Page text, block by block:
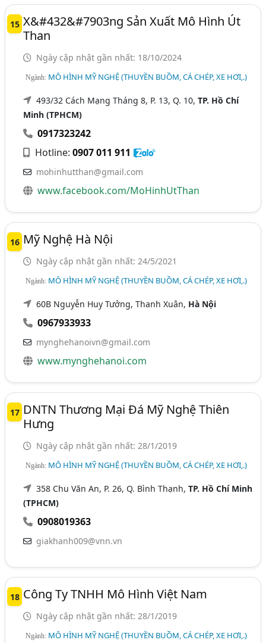
15 X&#432&#7903ng Sản Xuất Mô Hình Út
Than
Ngày cập nhật gần nhất: 18/10/2024
Ngành: MÔ HÌNH MỸ NGHỆ (THUYỀN BUỒM, CÁ CHÉP, XE HƠI,.)
493/32 Cách Mạng Tháng 8, P. 13, Q. 10,TP. Hồ Chí
Minh (TPHCM)
0917323242
Hotline:0907 011 911
mohinhutthan@gmail.com
www.facebook.com/MoHinhUtThan
16 Mỹ Nghệ Hà Nội
Ngày cập nhật gần nhất: 24/5/2021
Ngành: MÔ HÌNH MỸ NGHỆ (THUYỀN BUỒM, CÁ CHÉP, XE HƠI,.)
60B Nguyễn Huy Tưởng, Thanh Xuân, Hà Nội
0967933933
mynghehanoivn@gmail.com
www.mynghehanoi.com
17 DNTN Thương Mại Đá Mỹ Nghệ Thiên
Hưng
Ngày cập nhật gần nhất: 28/1/2019
Ngành: MÔ HÌNH MỸ NGHỆ (THUYỀN BUỒM, CÁ CHÉP, XE HƠI,.)
358 Chu Văn An, P. 26, Q. Bình Thạnh,TP. Hồ Chí Minh
(TPHCM)
0908019363
giakhanh009@vnn.vn
18 Công Ty TNHH Mô Hình Việt Nam
Ngày cập nhật gần nhất: 28/1/2019
Ngành: MÔ HÌNH MỸ NGHỆ (THUYỀN BUỒM, CÁ CHÉP, XE HƠI,.)